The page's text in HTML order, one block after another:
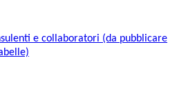
e collaboratori (da pubblicare